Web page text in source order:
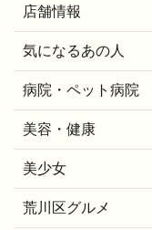
店舗情報
気になるあの人
病院・ペット病院
美容・健康
美少女
荒川区グルメ